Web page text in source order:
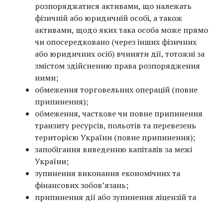
розпоряджатися активами, що належать
фізичній або юридичній особі, а також
активами, щодо яких така особа може прямо
чи опосередковано (через інших фізичних
або юридичних осіб) вчиняти дії, тотожні за
змістом здійсненню права розпорядження
ними;
обмеження торговельних операцій (повне
припинення);
обмеження, часткове чи повне припинення
транзиту ресурсів, польотів та перевезень
територією України (повне припинення);
запобігання виведенню капіталів за межі
України;
зупинення виконання економічних та
фінансових зобов’язань;
припинення дії або зупинення ліцензій та